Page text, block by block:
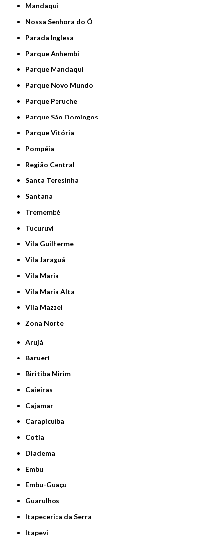
Mandaqui
Nossa Senhora do Ó
Parada Inglesa
Parque Anhembi
Parque Mandaqui
Parque Novo Mundo
Parque Peruche
Parque São Domingos
Parque Vitória
Pompéia
Região Central
Santa Teresinha
Santana
Tremembé
Tucuruvi
Vila Guilherme
Vila Jaraguá
Vila Maria
Vila Maria Alta
Vila Mazzei
Zona Norte
Arujá
Barueri
Biritiba Mirim
Caieiras
Cajamar
Carapicuíba
Cotia
Diadema
Embu
Embu-Guaçu
Guarulhos
Itapecerica da Serra
Itapevi